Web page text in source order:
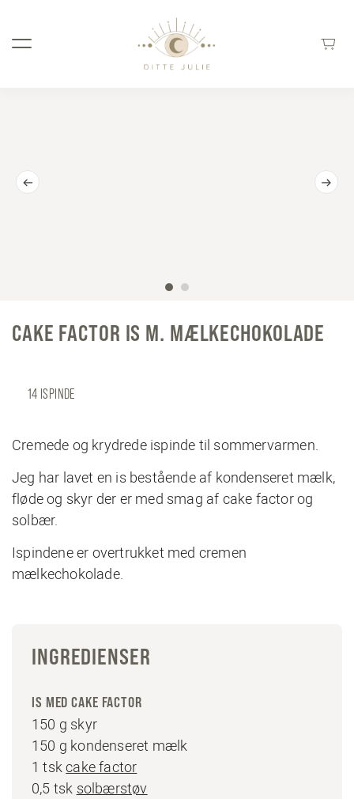
CAKE FACTOR IS M. MÆLKECHOKOLADE
14 ISPINDE
Cremede og krydrede ispinde til sommervarmen.
Jeg har lavet en is bestående af kondenseret mælk,
fløde og skyr der er med smag af cake factor og
solbær.
Ispindene er overtrukket med cremen
mælkechokolade.
INGREDIENSER
IS MED CAKE FACTOR
150 g skyr
150 g kondenseret mælk
1 tskcake factor
0,5 tsk solbærstøv